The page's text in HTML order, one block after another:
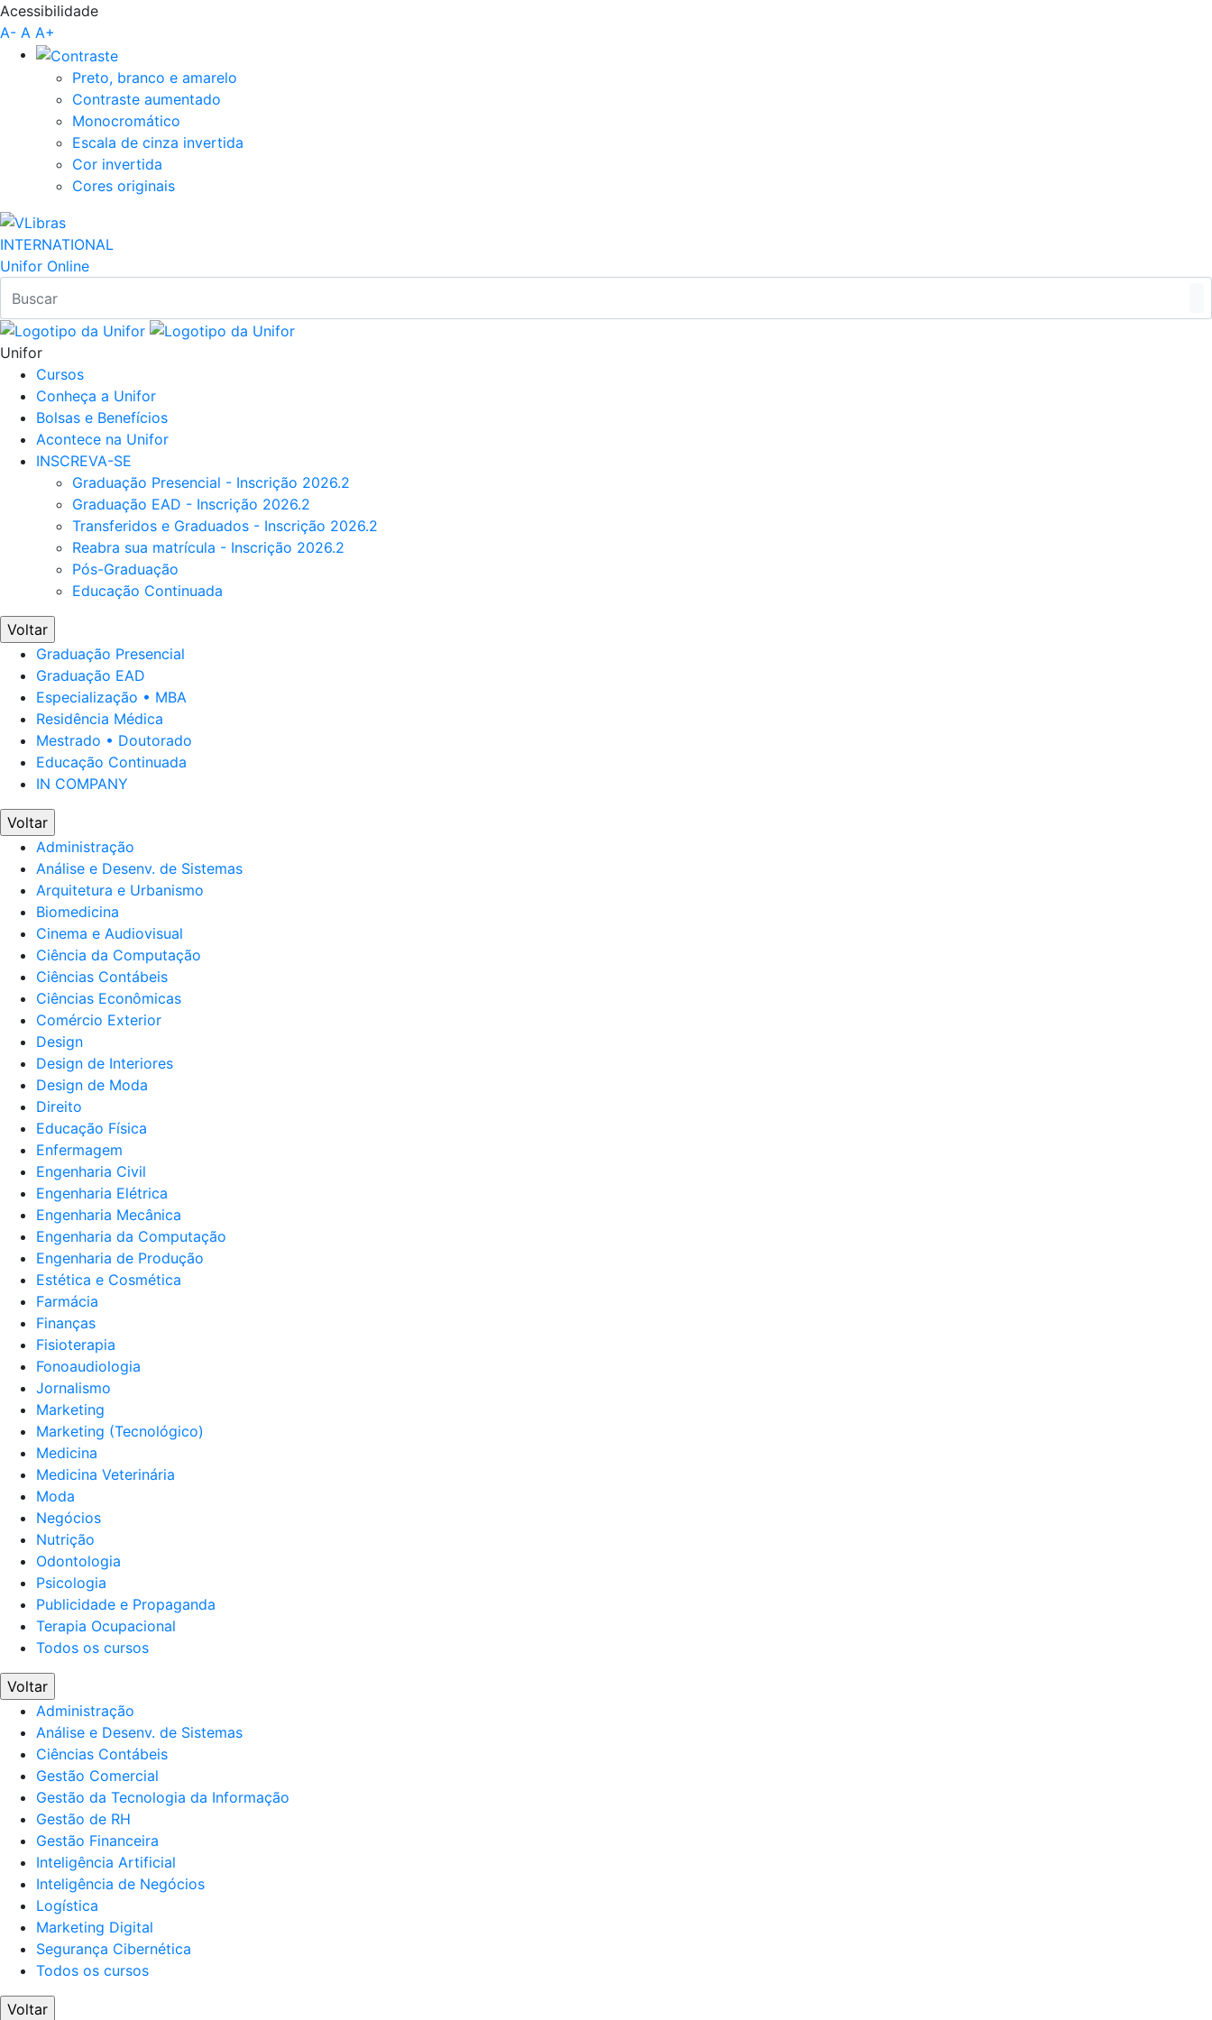
Pular para o Conteúdo principal
Acessibilidade
A- A A+
Preto, branco e amarelo
Contraste aumentado
Monocromático
Escala de cinza invertida
Cor invertida
Cores originais
INTERNATIONAL
Unifor Online
Unifor
Cursos
Conheça a Unifor
Bolsas e Benefícios
Acontece na Unifor
INSCREVA-SE
Graduação Presencial - Inscrição 2026.2
Graduação EAD - Inscrição 2026.2
Transferidos e Graduados - Inscrição 2026.2
Reabra sua matrícula - Inscrição 2026.2
Pós-Graduação
Educação Continuada
Voltar
Graduação Presencial
Graduação EAD
Especialização • MBA
Residência Médica
Mestrado • Doutorado
Educação Continuada
IN COMPANY
Voltar
Administração
Análise e Desenv. de Sistemas
Arquitetura e Urbanismo
Biomedicina
Cinema e Audiovisual
Ciência da Computação
Ciências Contábeis
Ciências Econômicas
Comércio Exterior
Design
Design de Interiores
Design de Moda
Direito
Educação Física
Enfermagem
Engenharia Civil
Engenharia Elétrica
Engenharia Mecânica
Engenharia da Computação
Engenharia de Produção
Estética e Cosmética
Farmácia
Finanças
Fisioterapia
Fonoaudiologia
Jornalismo
Marketing
Marketing (Tecnológico)
Medicina
Medicina Veterinária
Moda
Negócios
Nutrição
Odontologia
Psicologia
Publicidade e Propaganda
Terapia Ocupacional
Todos os cursos
Voltar
Administração
Análise e Desenv. de Sistemas
Ciências Contábeis
Gestão Comercial
Gestão da Tecnologia da Informação
Gestão de RH
Gestão Financeira
Inteligência Artificial
Inteligência de Negócios
Logística
Marketing Digital
Segurança Cibernética
Todos os cursos
Voltar